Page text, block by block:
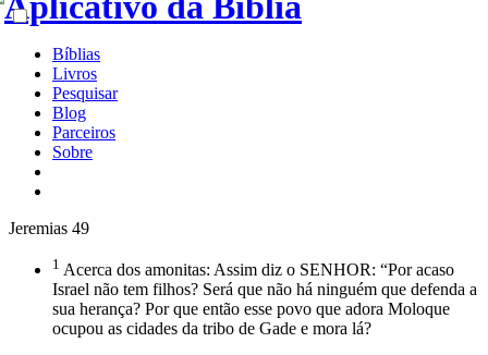
Bíblias
Livros
Pesquisar
Blog
Parceiros
Sobre
Jeremias 49
1 Acerca dos amonitas: Assim diz o SENHOR: “Por acaso
Israel não tem filhos? Será que não há ninguém que defenda a
sua herança? Por que então esse povo que adora Moloque
ocupou as cidades da tribo de Gade e mora lá?